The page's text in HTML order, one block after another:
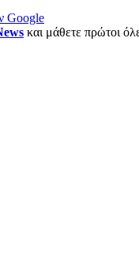
Google
και μάθετε πρώτοι